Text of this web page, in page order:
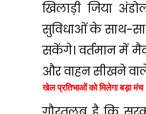
खिलाड़ी जिया
सुविधाओं के साथ-
सकेंगे। वर्तमान में
और वाहन सीखने
खेल प्रतिभाओं को मिलेगा बड़ा मंच